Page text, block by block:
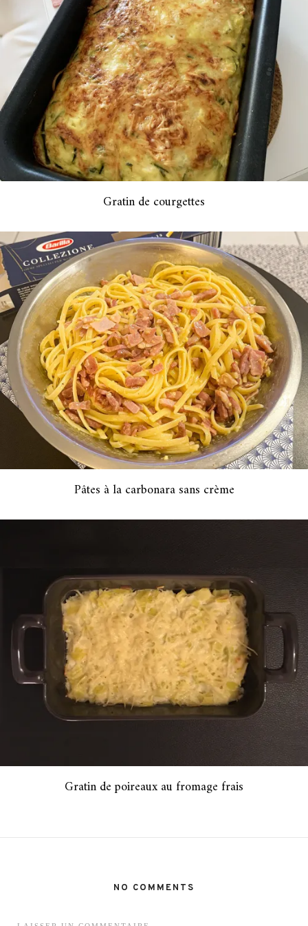
Gratin de courgettes
Pâtes à la carbonara sans crème
Gratin de poireaux au fromage frais
NO COMMENTS